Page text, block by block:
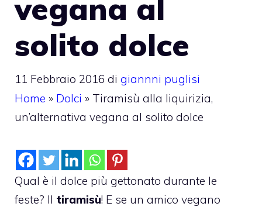
vegana al
solito dolce
11 Febbraio 2016 di giannni puglisi
Home » Dolci » Tiramisù alla liquirizia,
un’alternativa vegana al solito dolce
Qual è il dolce più gettonato durante le
feste? Il tiramisù! E se un amico vegano